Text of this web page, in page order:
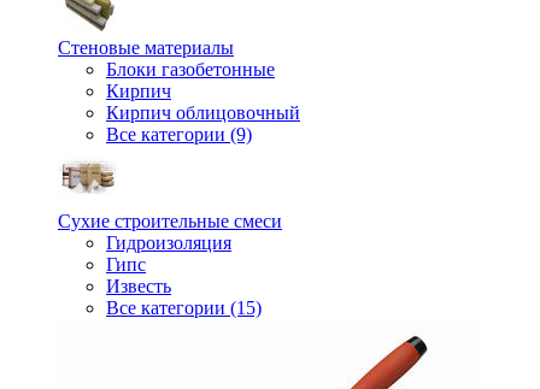
Стеновые материалы
Блоки газобетонные
Кирпич
Кирпич облицовочный
Все категории (9)
Сухие строительные смеси
Гидроизоляция
Гипс
Известь
Все категории (15)